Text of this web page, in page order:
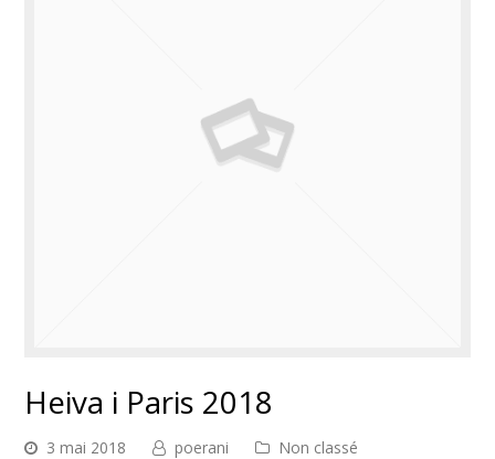
Heiva i Paris 2018
3 mai 2018 poerani Non classé